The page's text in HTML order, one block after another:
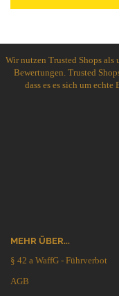
Wir nutzen Trusted Shops
Bewertungen. Trusted
dass es es sich um
MEHR ÜBER...
§ 42 a WaffG - Führverbot
AGB